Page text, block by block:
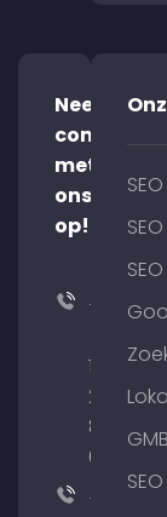
Neem
contact
met
ons
op!
+49
176
204
801
64
+49